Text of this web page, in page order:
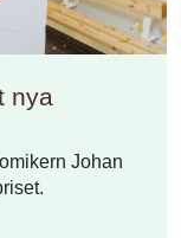
nya
Johan